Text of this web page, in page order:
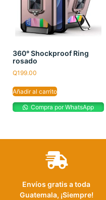
360° Shockproof Ring
rosado
Q199.00
Añadir al carrito
Compra por WhatsApp
Envíos gratis a toda
Guatemala, ¡Siempre!